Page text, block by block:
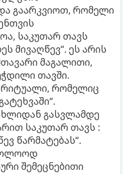
გაარკვიოთ, რომელი
საკუთარ თავს
მივაღწევ“. ეს არის
მაგალითი,
თავში.
რიტუალი, რომელიც
გასვლამდე
საკუთარ თავს :
წარმატებას“.
შემეცნებითი